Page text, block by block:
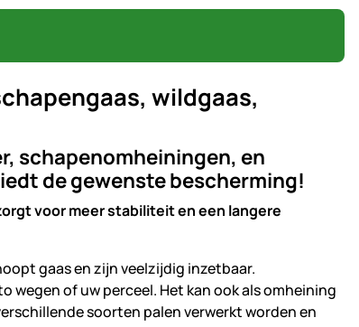
wildgaas,
schapenomheiningen, en
de gewenste bescherming!
voor meer stabiliteit en een langere
gaas en zijn veelzijdig inzetbaar.
wegen of uw perceel. Het kan ook als omheining
soorten palen verwerkt worden en